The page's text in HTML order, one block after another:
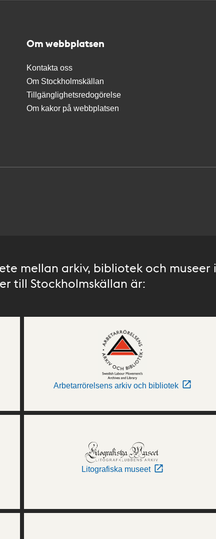
Om webbplatsen
Kontakta oss
Om Stockholmskällan
Tillgänglighetsredogörelse
Om kakor på webbplatsen
mellan arkiv, bibliotek och museer i
till Stockholmskällan är:
Arbetarrörelsens arkiv och bibliotek
Litografiska museet